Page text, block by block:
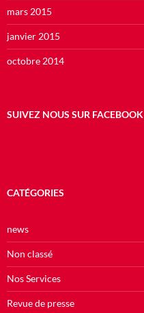
mars 2015
janvier 2015
octobre 2014
SUIVEZ NOUS SUR FACEBOOK
CATÉGORIES
news
Non classé
Nos Services
Revue de presse